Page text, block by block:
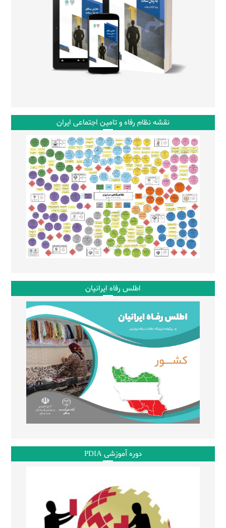
نقشه نظام رفاه و تامین اجتماعی ایران
اطلس رفاه ایرانیان
دوره آموزشی PDIA